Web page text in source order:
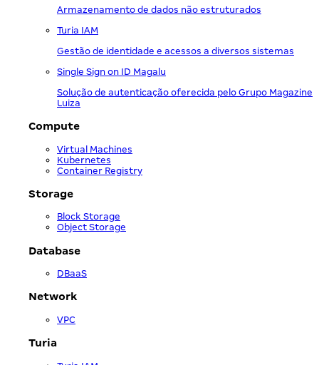
Armazenamento de dados não estruturados
Turia IAM
Gestão de identidade e acessos a diversos sistemas
Single Sign on ID Magalu
Solução de autenticação oferecida pelo Grupo Magazine
Luiza
Compute
Virtual Machines
Kubernetes
Container Registry
Storage
Block Storage
Object Storage
Database
DBaaS
Network
VPC
Turia